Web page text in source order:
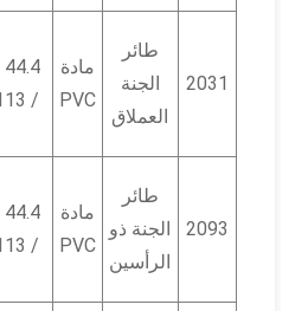
2031
طائر
الجنة
العملاق
مادة
PVC
/ 113 سم
2093
طائر
الجنة ذو
الرأسين
مادة
PVC
/ 113 سم